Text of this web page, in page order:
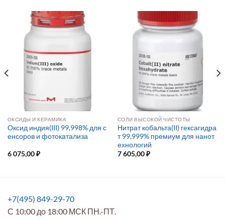
ОКСИДЫ И КЕРАМИКА
Оксид индия(III) 99,998% для с
енсоров и фотокатализа
6 075,00₽
СОЛИ ВЫСОКОЙ ЧИСТОТЫ
Нитрат кобальта(II) гексагидра
т 99,999% премиум для нанот
ехнологий
7 605,00₽
+7(495) 849-29-70
С 10:00 до 18:00 МСК ПН.-ПТ.